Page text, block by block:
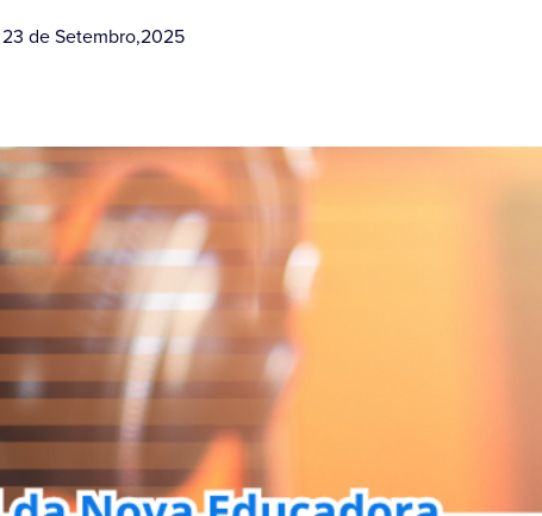
23 de Setembro,2025